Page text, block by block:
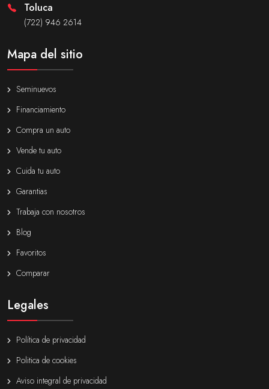
Toluca
(722) 946 2614
Mapa del sitio
Seminuevos
Financiamiento
Compra un auto
Vende tu auto
Cuida tu auto
Garantias
Trabaja con nosotros
Blog
Favoritos
Comparar
Legales
Política de privacidad
Politica de cookies
Aviso integral de privacidad